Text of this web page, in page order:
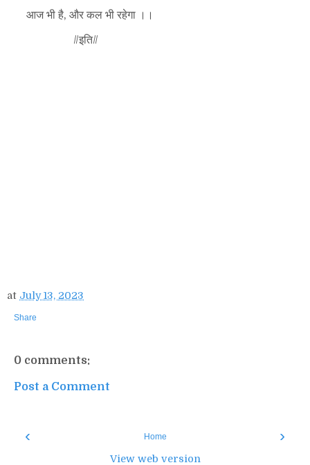
आज भी है, और कल भी रहेगा ।।
//इति//
at July 13, 2023
Share
0 comments:
Post a Comment
‹ ›
Home
View web version